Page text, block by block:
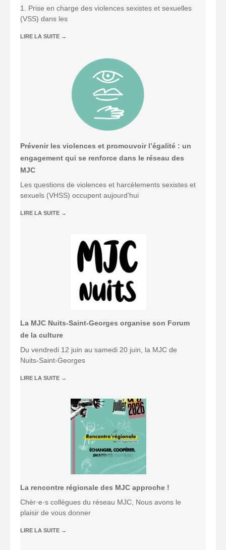
1. Prise en charge des violences sexistes et sexuelles
(VSS) dans les
LIRE LA SUITE →
Prévenir les violences et promouvoir l’égalité : un
engagement qui se renforce dans le réseau des
MJC
Les questions de violences et harcèlements sexistes et
sexuels (VHSS) occupent aujourd’hui
LIRE LA SUITE →
La MJC Nuits-Saint-Georges organise son Forum
de la culture
Du vendredi 12 juin au samedi 20 juin, la MJC de
Nuits-Saint-Georges
LIRE LA SUITE →
La rencontre régionale des MJC approche !
Chèr·e·s collègues du réseau MJC, Nous avons le
plaisir de vous donner
LIRE LA SUITE →